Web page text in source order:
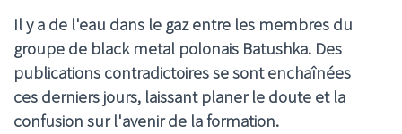
Il y a de l'eau dans le gaz entre les membres du
groupe de black metal polonais Batushka. Des
publications contradictoires se sont enchaînées
ces derniers jours, laissant planer le doute et la
confusion sur l'avenir de la formation.